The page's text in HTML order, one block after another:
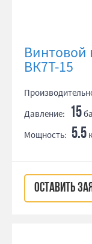
Винтовой
ВК7Т-15
Давление: 15
Мощность: 5.5
ОСТАВИТЬ